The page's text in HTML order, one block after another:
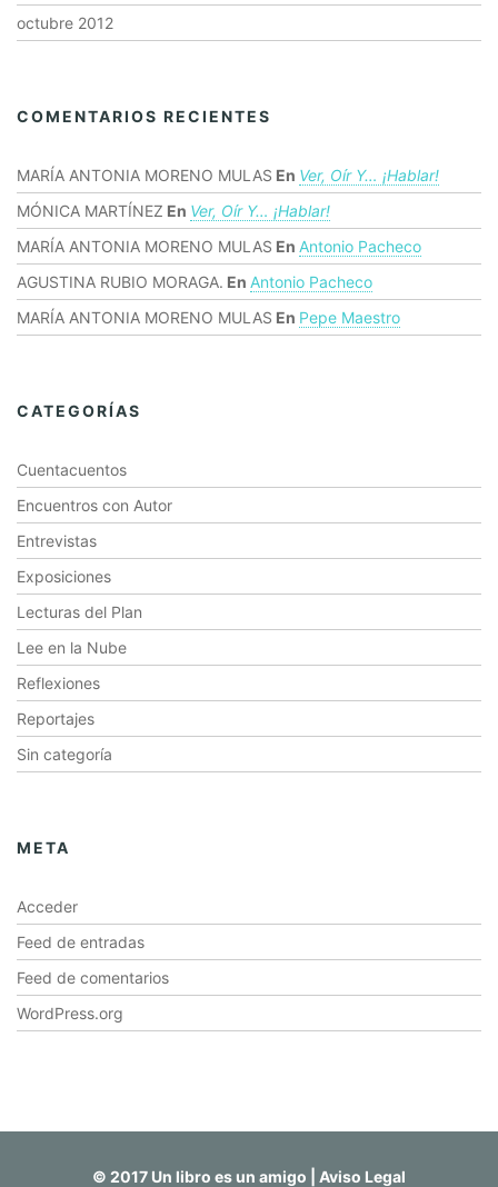
octubre 2012
COMENTARIOS RECIENTES
MARÍA ANTONIA MORENO MULAS En Ver, Oír Y… ¡hablar!
MÓNICA MARTÍNEZ En Ver, Oír Y… ¡hablar!
MARÍA ANTONIA MORENO MULAS En Antonio Pacheco
AGUSTINA RUBIO MORAGA. En Antonio Pacheco
MARÍA ANTONIA MORENO MULAS En Pepe Maestro
CATEGORÍAS
Cuentacuentos
Encuentros con Autor
Entrevistas
Exposiciones
Lecturas del Plan
Lee en la Nube
Reflexiones
Reportajes
Sin categoría
META
Acceder
Feed de entradas
Feed de comentarios
WordPress.org
© 2017 Un libro es un amigo | Aviso Legal